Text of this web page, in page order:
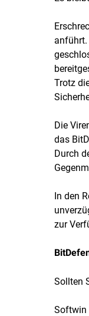
Trotz
Die
das
Durch
In den
zur
Sollten
Softwin